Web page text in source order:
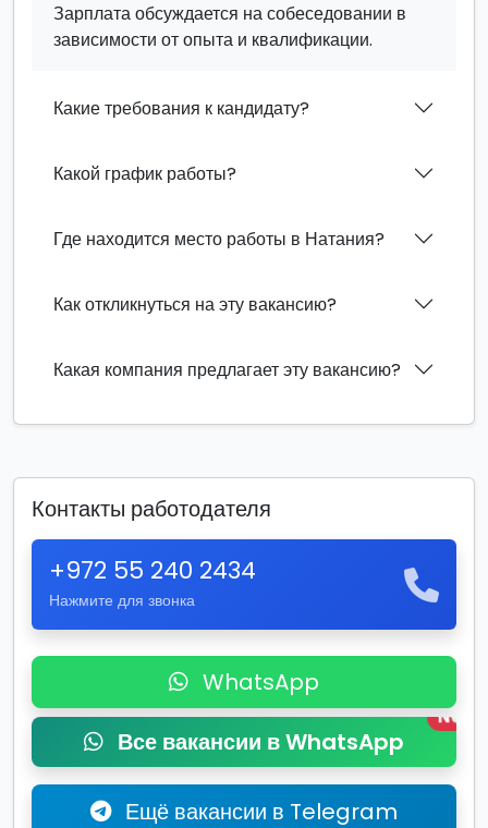
Зарплата обсуждается на собеседовании в
зависимости от опыта и квалификации.
Какие требования к кандидату?
Какой график работы?
Где находится место работы в Натания?
Как откликнуться на эту вакансию?
Какая компания предлагает эту вакансию?
Контакты работодателя
+972 55 240 2434
Нажмите для звонка
WhatsApp
Все вакансии в WhatsApp
New
Ещё вакансии в Telegram